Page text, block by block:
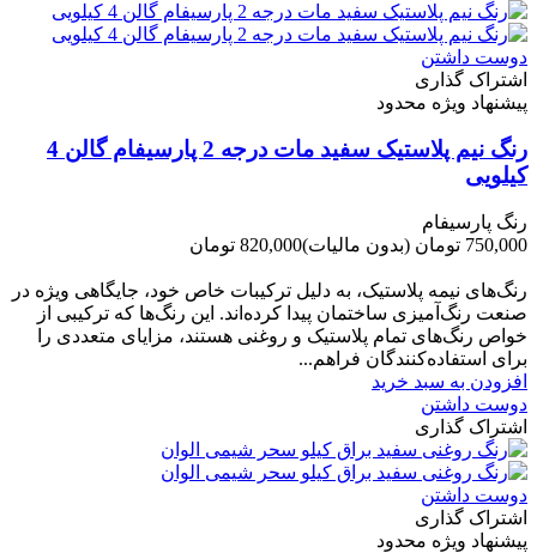
دوست داشتن
اشتراک گذاری
پیشنهاد ویژه محدود
رنگ نیم پلاستیک سفید مات درجه 2 پارسیفام گالن 4
کیلویی
رنگ پارسیفام
750,000 تومان
(بدون مالیات)820,000 تومان
رنگ‌های نیمه پلاستیک، به دلیل ترکیبات خاص خود، جایگاهی ویژه در
صنعت رنگ‌آمیزی ساختمان پیدا کرده‌اند. این رنگ‌ها که ترکیبی از
خواص رنگ‌های تمام پلاستیک و روغنی هستند، مزایای متعددی را
برای استفاده‌کنندگان فراهم...
افزودن به سبد خرید
دوست داشتن
اشتراک گذاری
دوست داشتن
اشتراک گذاری
پیشنهاد ویژه محدود